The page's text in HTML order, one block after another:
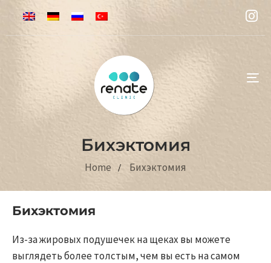
Бихэктомия
Home Бихэктомия
Бихэктомия
Из-за жировых подушечек на щеках вы можете
выглядеть более толстым, чем вы есть на самом